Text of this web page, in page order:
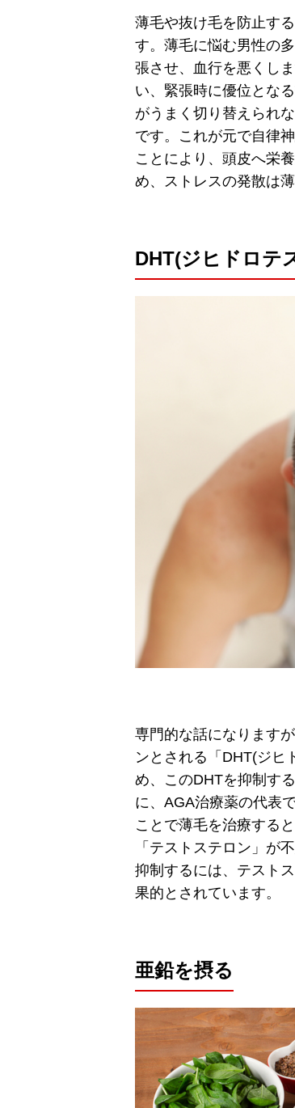
薄毛や抜け毛を防止す
す。薄毛に悩む男性の
張させ、血行を悪くし
い、緊張時に優位とな
がうまく切り替えられ
です。これが元で自律
ことにより、頭皮へ栄
め、ストレスの発散は
DHT(ジヒドロテ
専門的な話になります
ンとされる「DHT(ジヒ
め、このDHTを抑制す
に、AGA治療薬の代表
ことで薄毛を治療する
「テストステロン」が
抑制するには、テスト
果的とされています。
亜鉛を摂る